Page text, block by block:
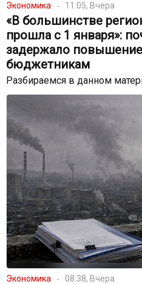
Экономика 11:05, Вчера
«В большинстве
прошла с 1 января»:
задержало повышение
бюджетникам
Разбираемся в данном
Экономика 08:38, Вчера